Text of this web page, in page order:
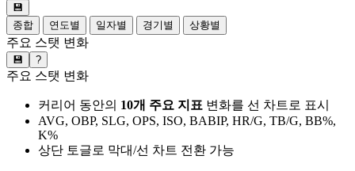
💾
종합
연도별 일자별 경기별 상황별
주요 스탯 변화
💾 ?
주요 스탯 변화
커리어 동안의 10개 주요 지표 변화를 선 차트로 표시
AVG, OBP, SLG, OPS, ISO, BABIP, HR/G, TB/G, BB%,
K%
상단 토글로 막대/선 차트 전환 가능